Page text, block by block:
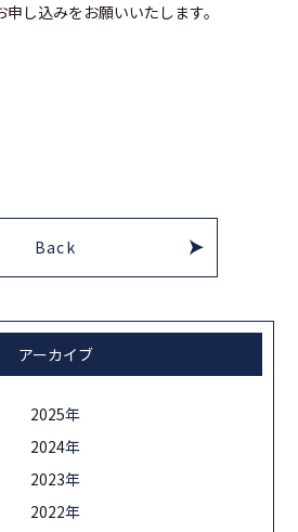
し込みをお願いいたします。
Back
アーカイブ
2025年
2024年
2023年
2022年